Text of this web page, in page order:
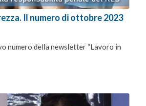
Il numero di ottobre 2023
numero della newsletter “Lavoro in